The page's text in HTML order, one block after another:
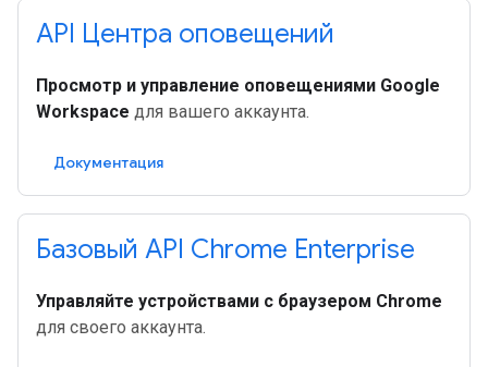
API Центра оповещений
Просмотр и управление оповещениями Google
Workspace для вашего аккаунта.
Документация
Базовый API Chrome Enterprise
Управляйте устройствами с браузером Chrome
для своего аккаунта.